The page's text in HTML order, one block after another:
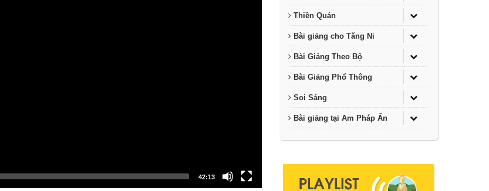
42:13
Thiền Quán
Bài giảng cho Tăng Ni
Bài Giảng Theo Bộ
Bài Giảng Phổ Thông
Soi Sáng
Bài giảng tại Am Pháp Ấn